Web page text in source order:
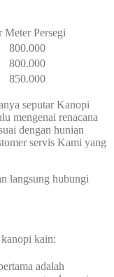
Meter Persegi
800.000
800.000
850.000
seputar Kanopi
mengenai renacana
dengan hunian
servis Kami yang
langsung hubungi
kain:
adalah